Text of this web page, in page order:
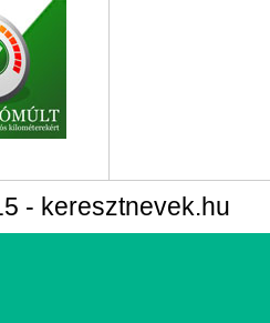
- keresztnevek.hu